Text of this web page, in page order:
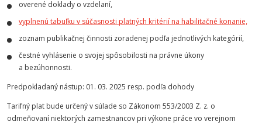
overené doklady o vzdelaní,
vyplnenú tabuľku v súčasnosti platných kritérií na habilitačné konanie,
zoznam publikačnej činnosti zoradenej podľa jednotlivých kategórií,
čestné vyhlásenie o svojej spôsobilosti na právne úkony
a bezúhonnosti.
Predpokladaný nástup: 01. 03. 2025 resp. podľa dohody
Tarifný plat bude určený v súlade so Zákonom 553/2003 Z. z. o
odmeňovaní niektorých zamestnancov pri výkone práce vo verejnom